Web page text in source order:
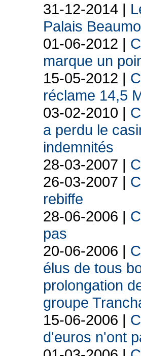
31-12-2014 |
Palais
01-06-2012 |
marque un
15-05-2012 |
réclame 14,5
03-02-2010 |
a perdu le
indemnités
28-03-2007 |
26-03-2007 |
rebiffe
28-06-2006 |
pas
20-06-2006 |
élus de tous
prolongation
groupe
15-06-2006 |
d'euros n'ont